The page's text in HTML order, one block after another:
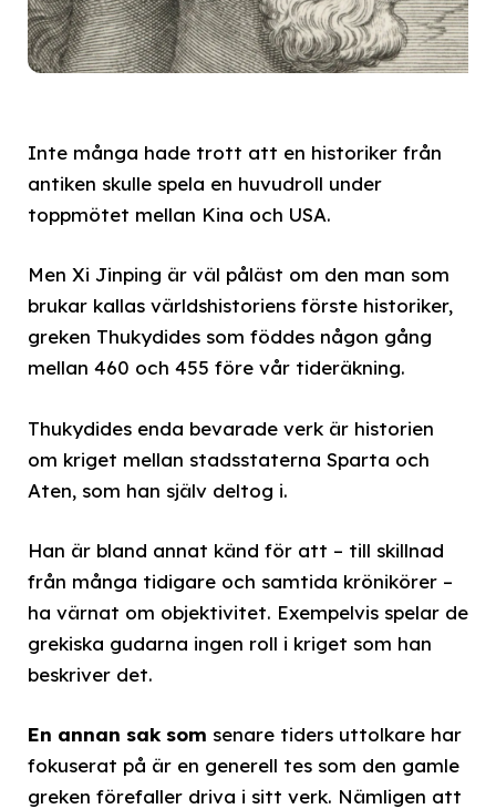
Inte många hade trott att en historiker från
antiken skulle spela en huvudroll under
toppmötet mellan Kina och USA.
Men Xi Jinping är väl påläst om den man som
brukar kallas världshistoriens förste historiker,
greken Thukydides som föddes någon gång
mellan 460 och 455 före vår tideräkning.
Thukydides enda bevarade verk är historien
om kriget mellan stadsstaterna Sparta och
Aten, som han själv deltog i.
Han är bland annat känd för att – till skillnad
från många tidigare och samtida krönikörer –
ha värnat om objektivitet. Exempelvis spelar de
grekiska gudarna ingen roll i kriget som han
beskriver det.
En annan sak som senare tiders uttolkare har
fokuserat på är en generell tes som den gamle
greken förefaller driva i sitt verk. Nämligen att